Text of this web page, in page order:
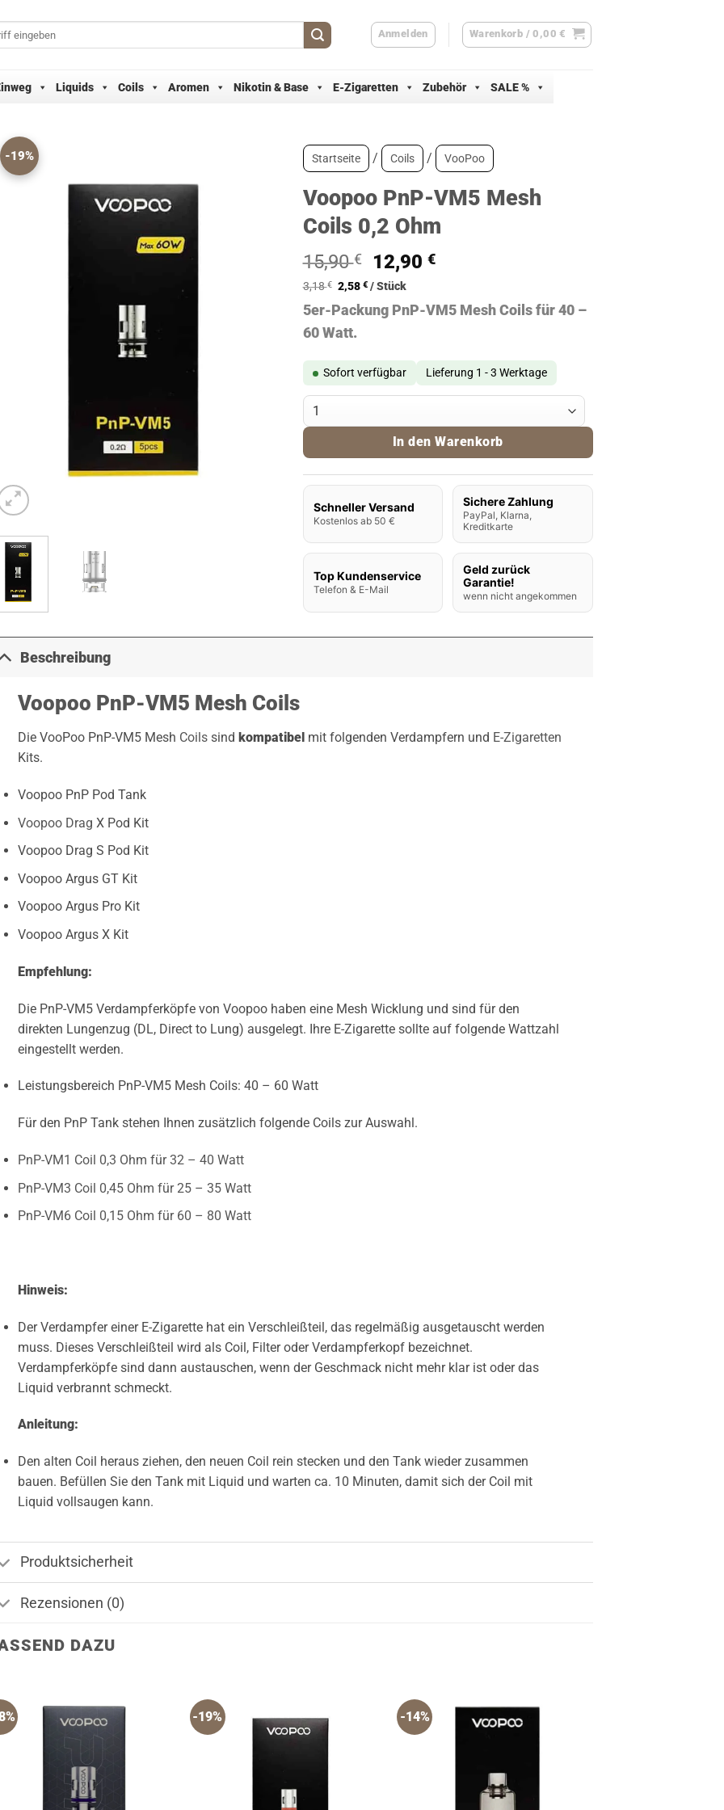
Anmelden Warenkorb /0,00€
Liquids Coils Aromen Nikotin & Base E-Zigaretten Zubehör SALE %
-19% Startseite / Coils / VooPoo
Voopoo PnP-VM5 Mesh
Coils 0,2 Ohm
15,90€
Ursprünglicher
Preis
war:
15,90 €
12,90 €Aktueller
ist:
12,90 €.
3,18€ 2,58 €/Stück
5er-Packung PnP-VM5 Mesh Coils für 40 –
60 Watt.
Sofort verfügbar Lieferung 1 - 3 Werktage
Voopoo PnP-VM5 Mesh Coils 0,2 Ohm Menge
In den Warenkorb
Schneller Versand
Kostenlos ab 50 €
Sichere Zahlung
PayPal, Klarna,
Kreditkarte
Top Kundenservice
Telefon & E-Mail
Geld zurück
Garantie!
wenn nicht angekommen
Beschreibung
Voopoo PnP-VM5 Mesh Coils
Die VooPoo PnP-VM5 Mesh Coilssind kompatibel mit folgenden Verdampfern und E-Zigaretten
Kits.
Voopoo PnP Pod Tank
Voopoo Drag X Pod Kit
Voopoo Drag S Pod Kit
Voopoo Argus GT Kit
Voopoo Argus Pro Kit
Voopoo Argus X Kit
Empfehlung:
Die PnP-VM5 Verdampferköpfe von Voopoo haben eine Mesh Wicklung und sind für den
direkten Lungenzug (DL, Direct to Lung) ausgelegt. Ihre E-Zigarette sollte auf folgende Wattzahl
eingestellt werden.
Leistungsbereich PnP-VM5 Mesh Coils: 40 – 60 Watt
Für den PnP Tank stehen Ihnen zusätzlich folgende Coils zur Auswahl.
PnP-VM1 Coil 0,3 Ohm für 32 – 40 Watt
PnP-VM3 Coil 0,45 Ohm für 25 – 35 Watt
PnP-VM6 Coil 0,15 Ohm für 60 – 80 Watt
Hinweis:
Der Verdampfer einer E-Zigarette hat ein Verschleißteil, das regelmäßig ausgetauscht werden
muss. Dieses Verschleißteil wird als Coil, Filter oder Verdampferkopf bezeichnet.
Verdampferköpfe sind dann austauschen, wenn der Geschmack nicht mehr klar ist oder das
Liquid verbrannt schmeckt.
Anleitung:
Den alten Coil heraus ziehen, den neuen Coil rein stecken und den Tank wieder zusammen
bauen. Befüllen Sie den Tank mit Liquid und warten ca. 10 Minuten, damit sich der Coil mit
Liquid vollsaugen kann.
Produktsicherheit
Rezensionen (0)
DAZU
-19% -14%